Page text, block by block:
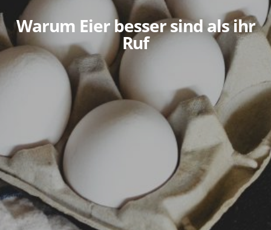
Warum Eier besser sind als ihr
Ruf